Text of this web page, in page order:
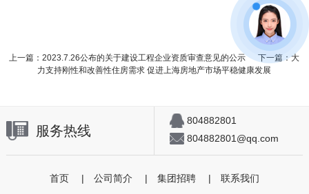
上一篇：2023.7.26公布的关于建设工程企业资质审查意见的公示
下一篇：大
力支持刚性和改善性住房需求 促进上海房地产市场平稳健康发展
服务热线
804882801
804882801@qq.com
首页 | 公司简介 | 集团招聘 | 联系我们